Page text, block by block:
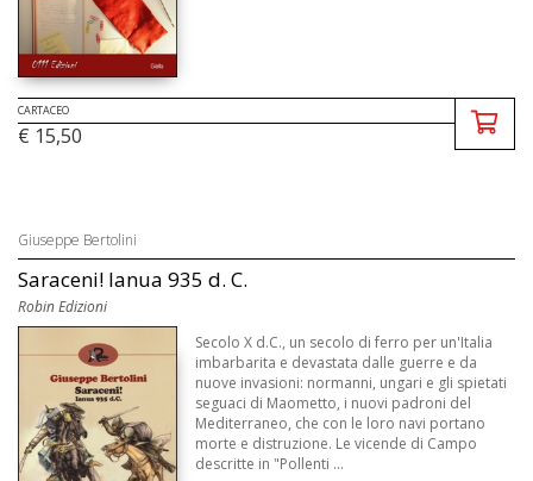
CARTACEO
€ 15,50
Giuseppe Bertolini
Saraceni! Ianua 935 d. C.
Robin Edizioni
Secolo X d.C., un secolo di ferro per un'Italia
imbarbarita e devastata dalle guerre e da
nuove invasioni: normanni, ungari e gli spietati
seguaci di Maometto, i nuovi padroni del
Mediterraneo, che con le loro navi portano
morte e distruzione. Le vicende di Campo
descritte in "Pollenti ...